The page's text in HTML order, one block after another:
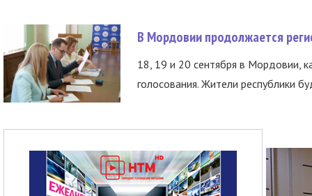
В Мордовии продолжается
18, 19 и 20 сентября в Мордовии,
голосования. Жители республики